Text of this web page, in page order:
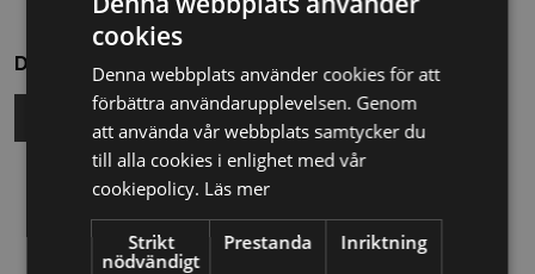
Dela
Relaterade nyheter
13/10/2025
cookies
Denna webbplats använder cookies för att
förbättra användarupplevelsen. Genom
att använda vår webbplats samtycker du
till alla cookies i enlighet med vår
cookiepolicy. Läs mer
Strikt
nödvändigt
Prestanda Inriktning